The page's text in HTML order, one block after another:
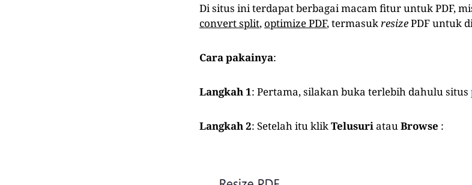
Di situs ini terdapat berbagai macam fitur untuk PDF,
convert split, optimize PDF, termasukresizePDF untuk
Cara pakainya:
Langkah 1: Pertama, silakan buka terlebih dahulu situs
Langkah 2: Setelah itu klikTelusuriatauBrowse :